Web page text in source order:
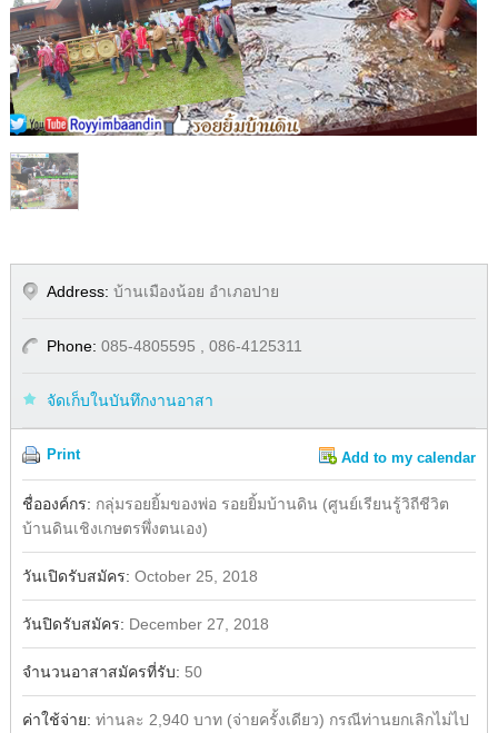
1/1
Address: บ้านเมืองน้อย อำเภอปาย
Phone: 085-4805595 , 086-4125311
จัดเก็บในบันทึกงานอาสา
Print Add to my calendar
Facebook
ชื่อองค์กร: กลุ่มรอยยิ้มของพ่อ รอยยิ้มบ้านดิน (ศูนย์เรียนรู้วิถีชีวิต
บ้านดินเชิงเกษตรพึ่งตนเอง)
วันเปิดรับสมัคร: October 25, 2018
วันปิดรับสมัคร: December 27, 2018
จำนวนอาสาสมัครที่รับ: 50
ค่าใช้จ่าย: ท่านละ 2,940 บาท (จ่ายครั้งเดียว) กรณีท่านยกเลิกไม่ไป